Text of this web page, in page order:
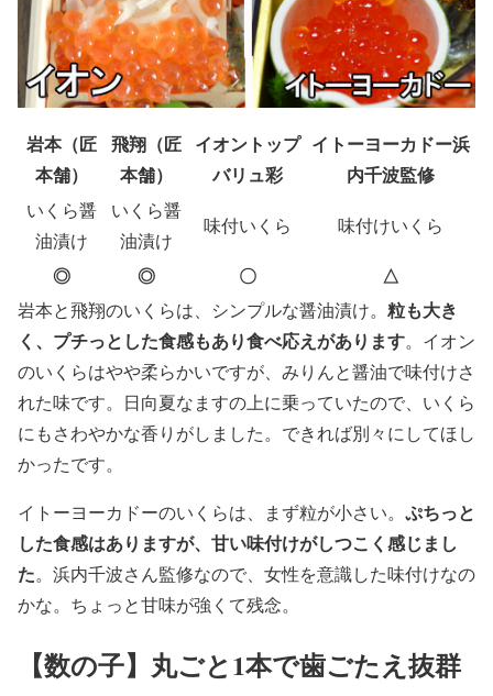
岩本（匠
本舗）
飛翔（匠
本舗）
イオントップ
バリュ彩
イトーヨーカドー浜
内千波監修
いくら醤
油漬け
いくら醤
油漬け
味付いくら 味付けいくら
◎ ◎ 〇 △
岩本と飛翔のいくらは、シンプルな醤油漬け。 粒も大き
く、プチっとした食感もあり食べ応えがあります。イオン
のいくらはやや柔らかいですが、みりんと醤油で味付けさ
れた味です。日向夏なますの上に乗っていたので、いくら
にもさわやかな香りがしました。できれば別々にしてほし
かったです。
イトーヨーカドーのいくらは、まず粒が小さい。 ぷちっと
した食感はありますが、甘い味付けがしつこく感じまし
た。浜内千波さん監修なので、女性を意識した味付けなの
かな。ちょっと甘味が強くて残念。
【数の子】丸ごと1本で歯ごたえ抜群